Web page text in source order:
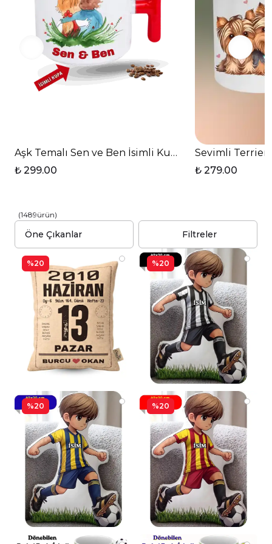
Aşk Temalı Sen ve Ben İsimli Kupa Kalpli Baskılı T
₺ 299.00
Sevimli Terrier
₺ 279.00
(1489ürün)
Filtreler
%20 %20
%20 %20